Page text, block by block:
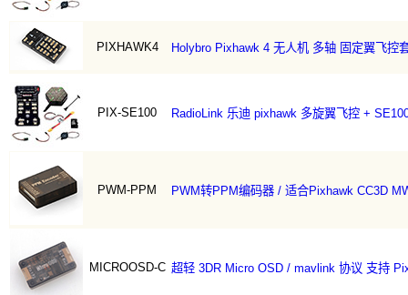
PIXHAWK4 Holybro Pixhawk 4 无人机 多轴 固定翼飞控
PIX-SE100 RadioLink 乐迪 pixhawk 多旋翼飞控 +
PWM-PPM PWM转PPM编码器 / 适合Pixhawk CC3D
MICROOSD-C 超轻 3DR Micro OSD / mavlink 协议 支持